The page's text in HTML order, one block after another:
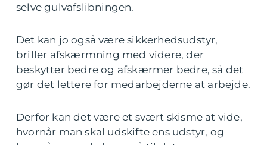
selve gulvafslibningen.
Det kan jo også være sikkerhedsudstyr,
briller afskærmning med videre, der
beskytter bedre og afskærmer bedre, så det
gør det lettere for medarbejderne at arbejde.
Derfor kan det være et svært skisme at vide,
hvornår man skal udskifte ens udstyr, og